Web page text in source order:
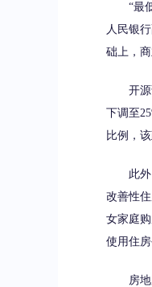
“最低
人民银
础上，
开源证
下调至
比例，
此外，
改善性
女家庭
使用住房
房地产